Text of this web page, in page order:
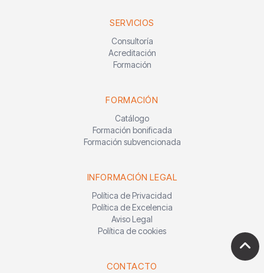
SERVICIOS
Consultoría
Acreditación
Formación
FORMACIÓN
Catálogo
Formación bonificada
Formación subvencionada
INFORMACIÓN LEGAL
Política de Privacidad
Política de Excelencia
Aviso Legal
Política de cookies
CONTACTO